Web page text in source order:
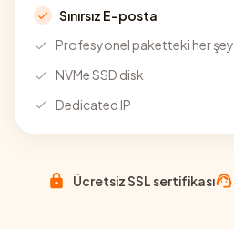
Sınırsız E-posta
Profesyonel paketteki her şey
NVMe SSD disk
Dedicated IP
Ücretsiz SSL sertifikası